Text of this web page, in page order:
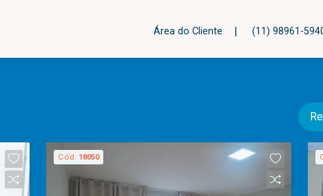
Área do Cliente | (11) 98961-
Cód. 18050